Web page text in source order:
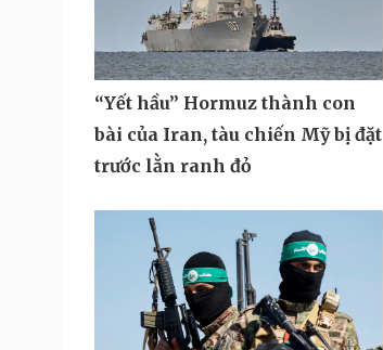
“Yết hầu” Hormuz thành con
bài của Iran, tàu chiến Mỹ bị đặt
trước lằn ranh đỏ